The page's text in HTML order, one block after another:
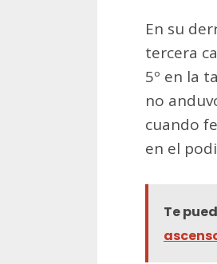
En su
tercera
5º en la
no
cuando
en el
Te